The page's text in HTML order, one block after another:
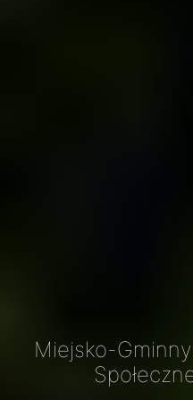
Miejsko-